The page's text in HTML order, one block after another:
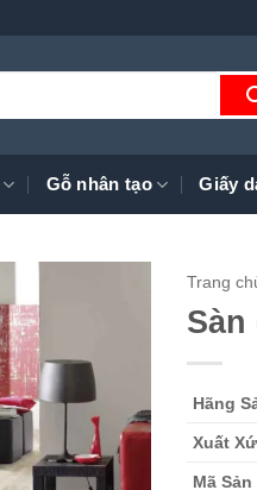
Gỗ nhân tạo Giấy
Trang
Hãng
Xuất Xứ
Mã Sản